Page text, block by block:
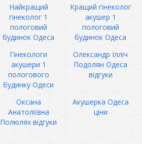
Найкращий
гінеколог 1
пологовий
будинок Одеса
Кращий гінеколог
акушер 1
пологовий
будинок Одеса
Гінекологи
акушери 1
пологового
будинку Одеси
Олександр Ілліч
Подолян Одеса
відгуки
Оксана
Анатоліївна
Полюлях відгуки
Акушерка Одеса
ціни